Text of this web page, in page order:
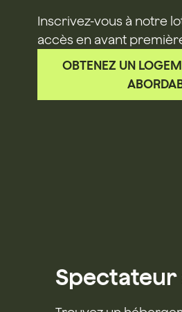
Inscrivez-vous à notre
accès en avant
OBTENEZ UN
Spectateur